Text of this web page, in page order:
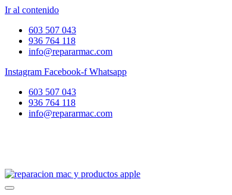
Ir al contenido
603 507 043
936 764 118
info@repararmac.com
Instagram Facebook-f Whatsapp
603 507 043
936 764 118
info@repararmac.com